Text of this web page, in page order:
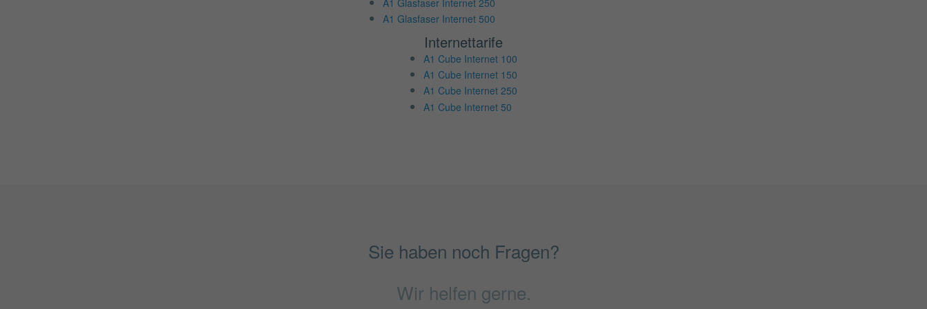
A1 Glasfaser Internet 500
Internettarife
A1 Cube Internet 100
A1 Cube Internet 150
A1 Cube Internet 250
A1 Cube Internet 50
Sie haben noch Fragen?
Wir helfen gerne.